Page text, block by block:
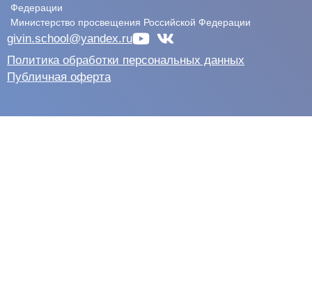
Федерации
Министерство просвещения Российской Федерации
givin.school@yandex.ru
Политика обработки персональных данных
Публичная оферта